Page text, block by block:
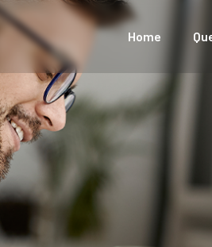
Home